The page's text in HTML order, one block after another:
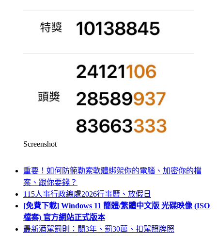
Screenshot
重要！如何防範勒索軟體綁架你的電腦、加密你的檔
案、跟你要錢？
115人事行政總處2026行事曆、放假日
[免費下載] Windows 11 簡體/繁體中文版 光碟映像 (ISO
檔案) 官方網站正式版本
最新酒駕罰則：關3年、罰30萬、扣駕照牌照